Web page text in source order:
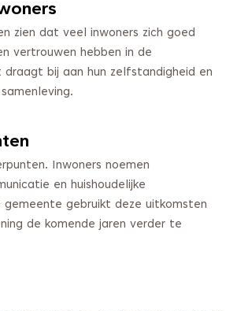
zien dat veel inwoners zich goed
vertrouwen hebben in de
draagt bij aan hun zelfstandigheid en
Inwoners noemen
en huishoudelijke
gemeente gebruikt deze uitkomsten
de komende jaren verder te